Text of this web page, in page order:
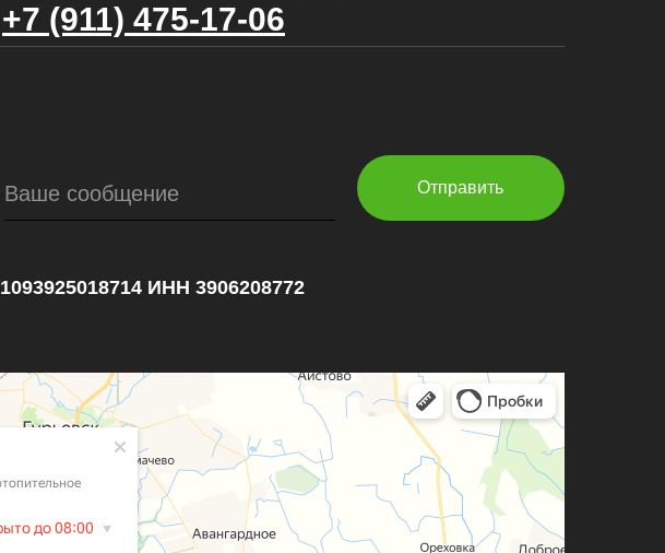
Ваше сообщение Отправить
+7 (911) 475-17-06
ИНН 3906208772